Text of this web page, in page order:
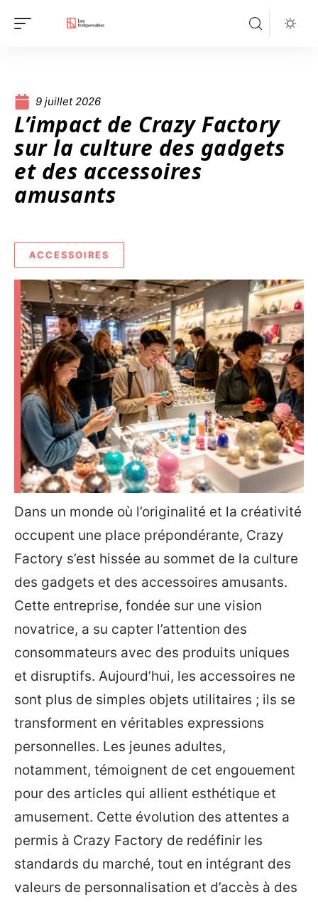
9 juillet 2026
L’impact de Crazy Factory
sur la culture des gadgets
et des accessoires
amusants
ACCESSOIRES
Dans un monde où l’originalité et la créativité
occupent une place prépondérante, Crazy
Factory s’est hissée au sommet de la culture
des gadgets et des accessoires amusants.
Cette entreprise, fondée sur une vision
novatrice, a su capter l’attention des
consommateurs avec des produits uniques
et disruptifs. Aujourd’hui, les accessoires ne
sont plus de simples objets utilitaires ; ils se
transforment en véritables expressions
personnelles. Les jeunes adultes,
notamment, témoignent de cet engouement
pour des articles qui allient esthétique et
amusement. Cette évolution des attentes a
permis à Crazy Factory de redéfinir les
standards du marché, tout en intégrant des
valeurs de personnalisation et d’accès à des